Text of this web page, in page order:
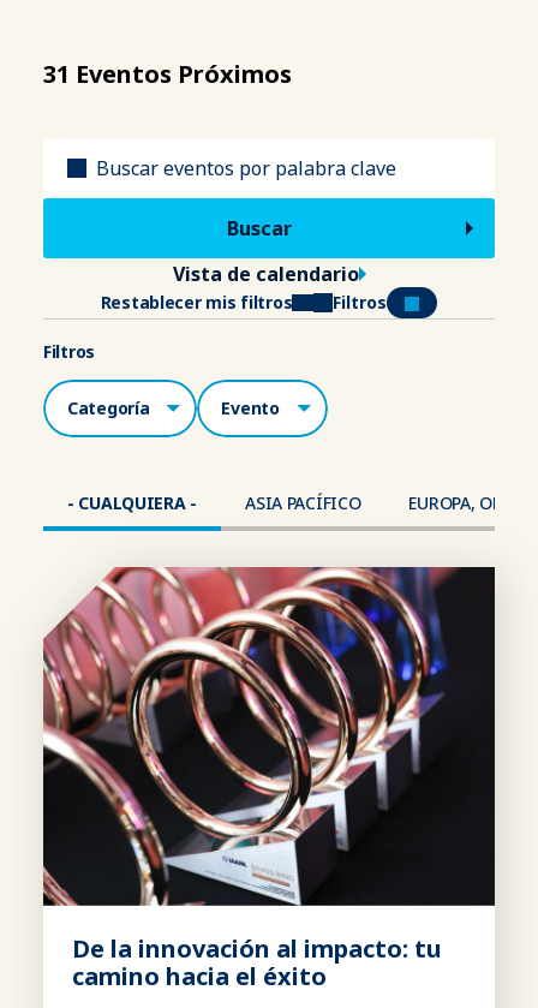
31 Eventos Próximos
Vista de calendario
Restablecer mis filtros Filtros
Filtros
Categorías Lugar
- CUALQUIERA - ASIA PACÍFICO EUROPA,
De la innovación al impacto: tu
camino hacia el éxito